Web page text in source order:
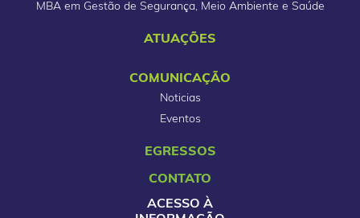
MBA em Gestão de Segurança, Meio Ambiente e Saúde
ATUAÇÕES
COMUNICAÇÃO
Noticias
Eventos
EGRESSOS
CONTATO
ACESSO À